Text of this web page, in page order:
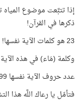
ذكرها في القرآن!
23 هو كلمات الآية نفسها!
وكلمة (مَاء) في هذه الآية تأتي بعد 44
عدد حروف الآية نفسها 99 حرفًا بعدد أسماء اللَّه الحسنى!
فتأمّل يا رعاك اللَّه هذا